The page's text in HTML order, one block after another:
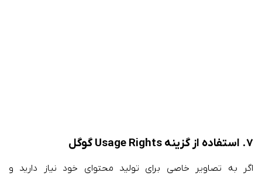
۷. استفاده از گزینه Usage Rights گوگل
اگر به تصاویر خاصی برای تولید محتوای خود نیاز دارید و